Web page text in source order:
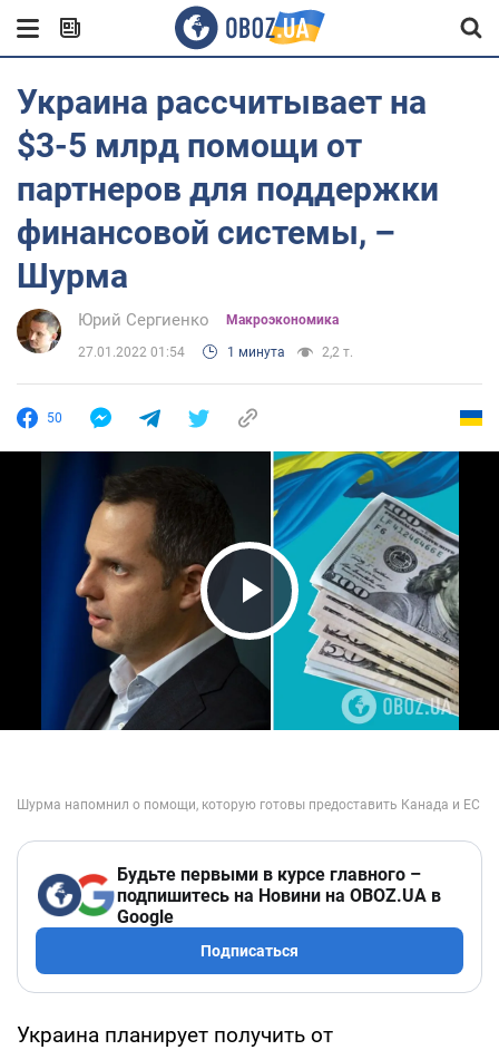
Украина рассчитывает на
$3-5 млрд помощи от
партнеров для поддержки
финансовой системы, –
Шурма
Юрий Сергиенко Mакроэкономика
27.01.2022 01:54 1 минута 2,2 т.
50
Play Video
Будьте первыми в курсе главного –
подпишитесь на Новини на OBOZ.UA в
Google
Подписаться
Украина планирует получить от